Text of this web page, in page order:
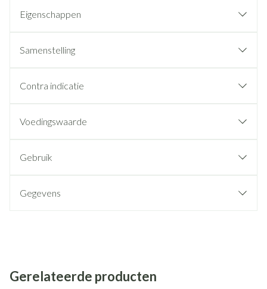
Eigenschappen
Samenstelling
Contra indicatie
Voedingswaarde
Gebruik
Gegevens
Gerelateerde producten